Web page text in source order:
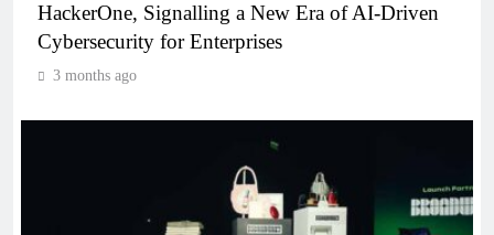
HackerOne, Signalling a New Era of AI-Driven
Cybersecurity for Enterprises
3 months ago